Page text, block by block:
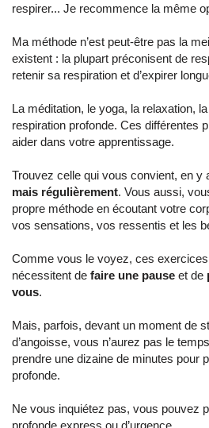
respirer... Je recommence la même
Ma méthode n’est peut-être pas la
existent : la plupart préconisent de
retenir sa respiration et d’expirer
La méditation, le yoga, la relaxation,
respiration profonde. Ces différentes
aider dans votre apprentissage.
Trouvez celle qui vous convient, en y
mais régulièrement. Vous aussi,
propre méthode en écoutant votre
vos sensations, vos ressentis et les
Comme vous le voyez, ces
nécessitent de faire une pause et de
vous.
Mais, parfois, devant un moment de
d’angoisse, vous n’aurez pas le
prendre une dizaine de minutes pour
profonde.
Ne vous inquiétez pas, vous pouvez
profonde express ou d’urgence.